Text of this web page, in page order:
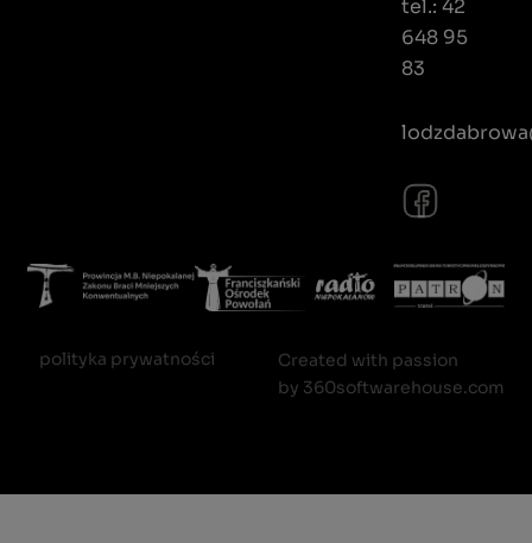
tel.: 42
648 95
83
polityka prywatności
Created with passion
by 360softwarehouse.com